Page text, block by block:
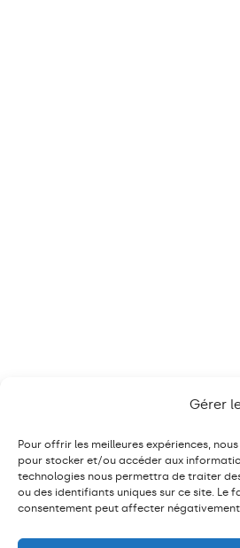
Gérer
Pour offrir les meilleures expériences,
pour stocker et/ou accéder aux
technologies nous permettra de traiter
ou des identifiants uniques sur ce site. Le
consentement peut affecter